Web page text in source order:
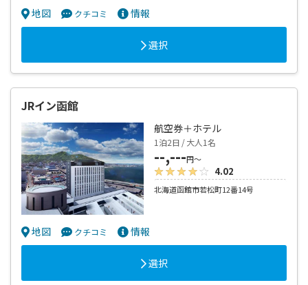
地図 クチコミ 情報
選択
JRイン函館
航空券＋ホテル
1泊2日 / 大人1名
--,---円～
4.02
北海道函館市若松町12番14号
地図 クチコミ 情報
選択